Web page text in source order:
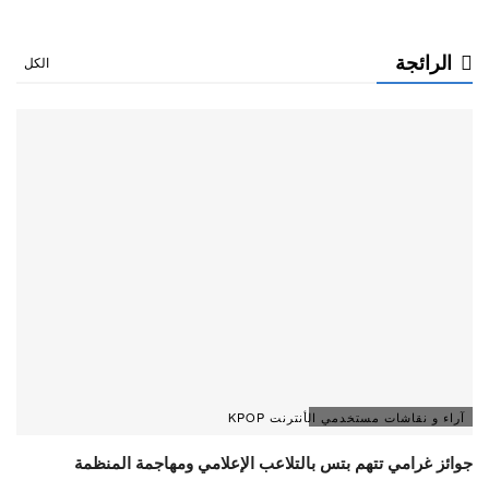
الرائجة الكل
آراء و نقاشات مستخدمي الأنترنت KPOP
جوائز غرامي تتهم بتس بالتلاعب الإعلامي ومهاجمة المنظمة